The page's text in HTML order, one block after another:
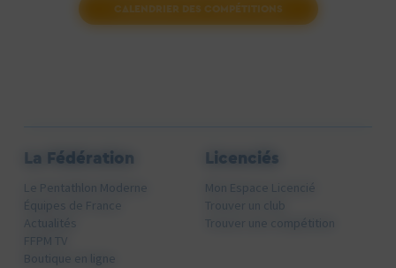
CALENDRIER DES COMPÉTITIONS
La Fédération
Le Pentathlon Moderne
Équipes de France
Actualités
FFPM TV
Boutique en ligne
Licenciés
Mon Espace Licencié
Trouver un club
Trouver une compétition